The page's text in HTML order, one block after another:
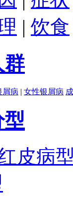
| 饮食
群
屑病 | 女性银屑病
皮病型